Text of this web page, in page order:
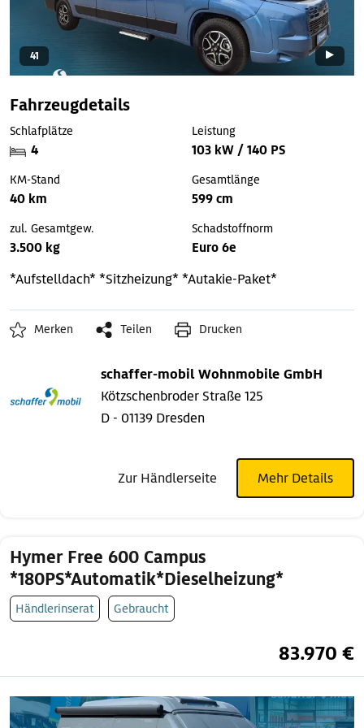
41
Fahrzeugdetails
Schlafplätze
4
Leistung
103 kW / 140 PS
KM-Stand
40 km
Gesamtlänge
599 cm
zul. Gesamtgew.
3.500 kg
Schadstoffnorm
Euro 6e
*Aufstelldach**Sitzheizung**Autakie-Paket*
Merken Teilen Drucken
schaffer-mobil Wohnmobile GmbH
Kötzschenbroder Straße 125
D - 01139 Dresden
Zur Händlerseite Mehr Details
Hymer Free 600 Campus
*180PS*Automatik*Dieselheizung*
Händlerinserat Gebraucht
83.970 €